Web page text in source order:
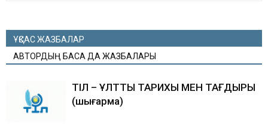
ҰҚСАС ЖАЗБАЛАР
АВТОРДЫҢ БАСҚА ДА ЖАЗБАЛАРЫ
ТІЛ – ҰЛТТЫҢ ТАРИХЫ МЕН ТАҒДЫРЫ
(шығарма)